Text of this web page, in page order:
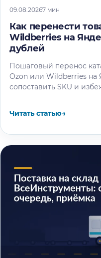
09.08.20267 мин
Как перенести
Wildberries на
дублей
Пошаговый перенос
Ozon или Wildberries на
сопоставить SKU и
Читать статью→